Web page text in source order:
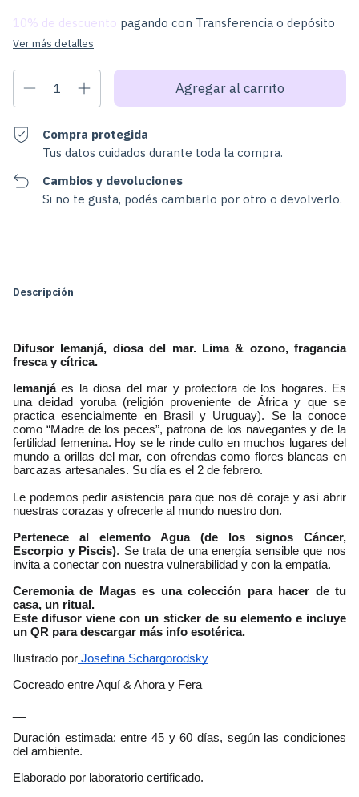
10% de descuento pagando con Transferencia o depósito
Ver más detalles
Compra protegida
Tus datos cuidados durante toda la compra.
Cambios y devoluciones
Si no te gusta, podés cambiarlo por otro o devolverlo.
Descripción
Difusor Iemanjá, diosa del mar. Lima & ozono, fragancia
fresca y cítrica.
Iemanjá es la diosa del mar y protectora de los hogares. Es
una deidad yoruba (religión proveniente de África y que se
practica esencialmente en Brasil y Uruguay). Se la conoce
como “Madre de los peces”, patrona de los navegantes y de la
fertilidad femenina. Hoy se le rinde culto en muchos lugares del
mundo a orillas del mar, con ofrendas como flores blancas en
barcazas artesanales. Su día es el 2 de febrero.
Le podemos pedir asistencia para que nos dé coraje y así abrir
nuestras corazas y ofrecerle al mundo nuestro don.
Pertenece al elemento Agua (de los signos Cáncer,
Escorpio y Piscis). Se trata de una energía sensible que nos
invita a conectar con nuestra vulnerabilidad y con la empatía.
Ceremonia de Magas es una colección para hacer de tu
casa, un ritual.
Este difusor viene con un sticker de su elemento e incluye
un QR para descargar más info esotérica.
Ilustrado por Josefina Schargorodsky
Cocreado entre Aquí & Ahora y Fera
Duración estimada: entre 45 y 60 días, según las condiciones
del ambiente.
Elaborado por laboratorio certificado.